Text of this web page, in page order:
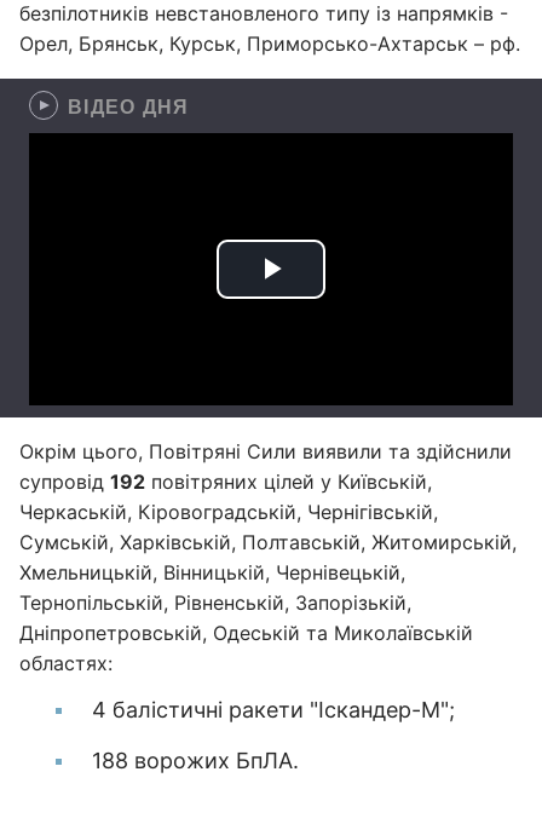
безпілотників невстановленого типу із напрямків -
Орел, Брянськ, Курськ, Приморсько-Ахтарськ – рф.
ВІДЕО ДНЯ
Окрім цього, Повітряні Сили виявили та здійснили
супровід 192 повітряних цілей у Київській,
Черкаській, Кіровоградській, Чернігівській,
Сумській, Харківській, Полтавській, Житомирській,
Хмельницькій, Вінницькій, Чернівецькій,
Тернопільській, Рівненській, Запорізькій,
Дніпропетровській, Одеській та Миколаївській
областях:
4 балістичні ракети "Іскандер-М";
188 ворожих БпЛА.